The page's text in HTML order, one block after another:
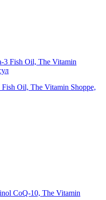
Oil, The Vitamin Shoppe,